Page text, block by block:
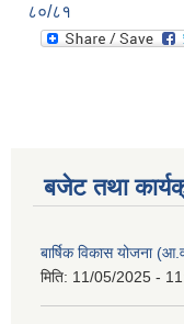
८०/८१
बजेट तथा
बार्षिक विकास योजना
मिति: 11/05/2025 -